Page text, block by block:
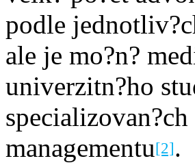
podle
ale je mo?n?
univerzitn?ho
managementu[2].